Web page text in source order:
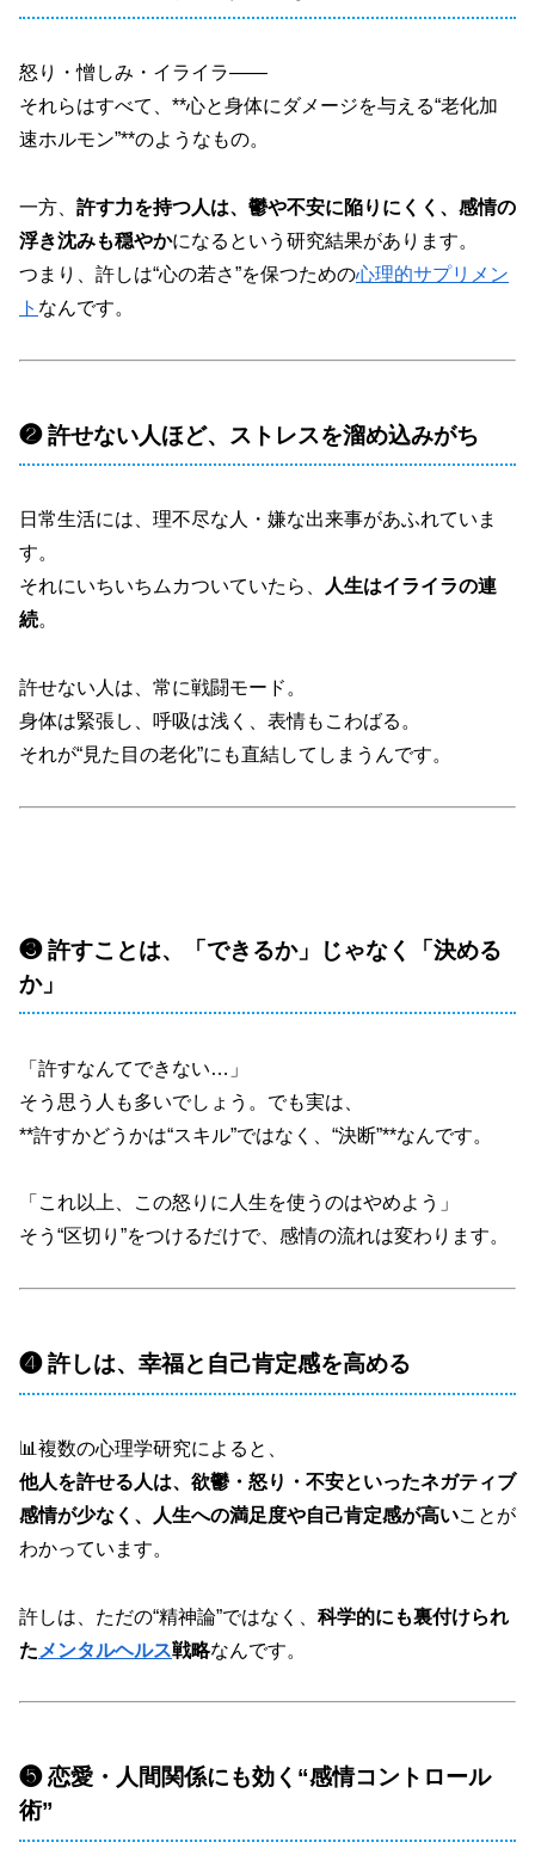
怒り・憎しみ・イライラ――
それらはすべて、**心と身体にダメージを与える“老化加
速ホルモン”**のようなもの。
一方、 許す力を持つ人は、鬱や不安に陥りにくく、感情の
浮き沈みも穏やかになるという研究結果があります。
つまり、許しは“心の若さ”を保つための心理的サプリメン
ト なんです。
❷ 許せない人ほど、ストレスを溜め込みがち
日常生活には、理不尽な人・嫌な出来事があふれていま
す。
それにいちいちムカついていたら、
人生はイライラの連
続。
許せない人は、常に戦闘モード。
身体は緊張し、呼吸は浅く、表情もこわばる。
それが“見た目の老化”にも直結してしまうんです。
❸ 許すことは、「できるか」じゃなく「決める
か」
「許すなんてできない…」
そう思う人も多いでしょう。でも実は、
**許すかどうかは“スキル”ではなく、“決断”**なんです。
「これ以上、この怒りに人生を使うのはやめよう」
そう“区切り”をつけるだけで、感情の流れは変わります。
❹ 許しは、幸福と自己肯定感を高める
📊複数の心理学研究によると、
他人を許せる人は、欲鬱・怒り・不安といったネガティブ
感情が少なく、人生への満足度や自己肯定感が高いことが
わかっています。
許しは、ただの“精神論”ではなく、 科学的にも裏付けられ
た メンタルヘルス戦略なんです。
❺ 恋愛・人間関係にも効く“感情コントロール
術”